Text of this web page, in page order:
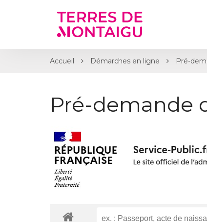
Accueil Démarches en ligne Pré-
Pré-demande